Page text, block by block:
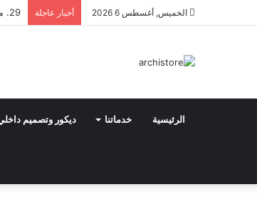
الخميس, أغسطس 6 2026 أخبار عاجلة 29. مسجد ومدرسة السلطان حسن
الرئيسية خدماتنا ديكور وتصميم